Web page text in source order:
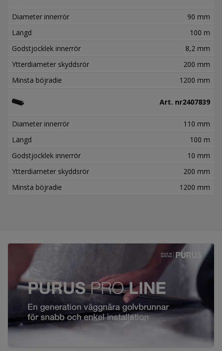
Diameter innerrör
90 mm
Längd
100 m
Godstjocklek innerrör
8,2 mm
Ytterdiameter skyddsrör
200 mm
Minsta böjradie
1200 mm
Art. nr2407839
Diameter innerrör
110 mm
Längd
100 m
Godstjocklek innerrör
10 mm
Ytterdiameter skyddsrör
200 mm
Minsta böjradie
1200 mm